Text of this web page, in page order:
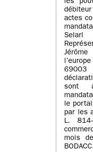
les
actes
Selarl
sont
le
par les
L.
mois
BODACC.